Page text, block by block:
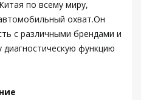
по всему миру,
охват.Он
с различными брендами и
функцию